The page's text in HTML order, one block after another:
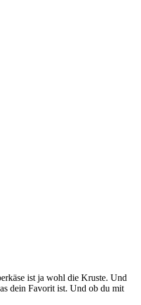
ist ja wohl die Kruste. Und
dein Favorit ist. Und ob du mit